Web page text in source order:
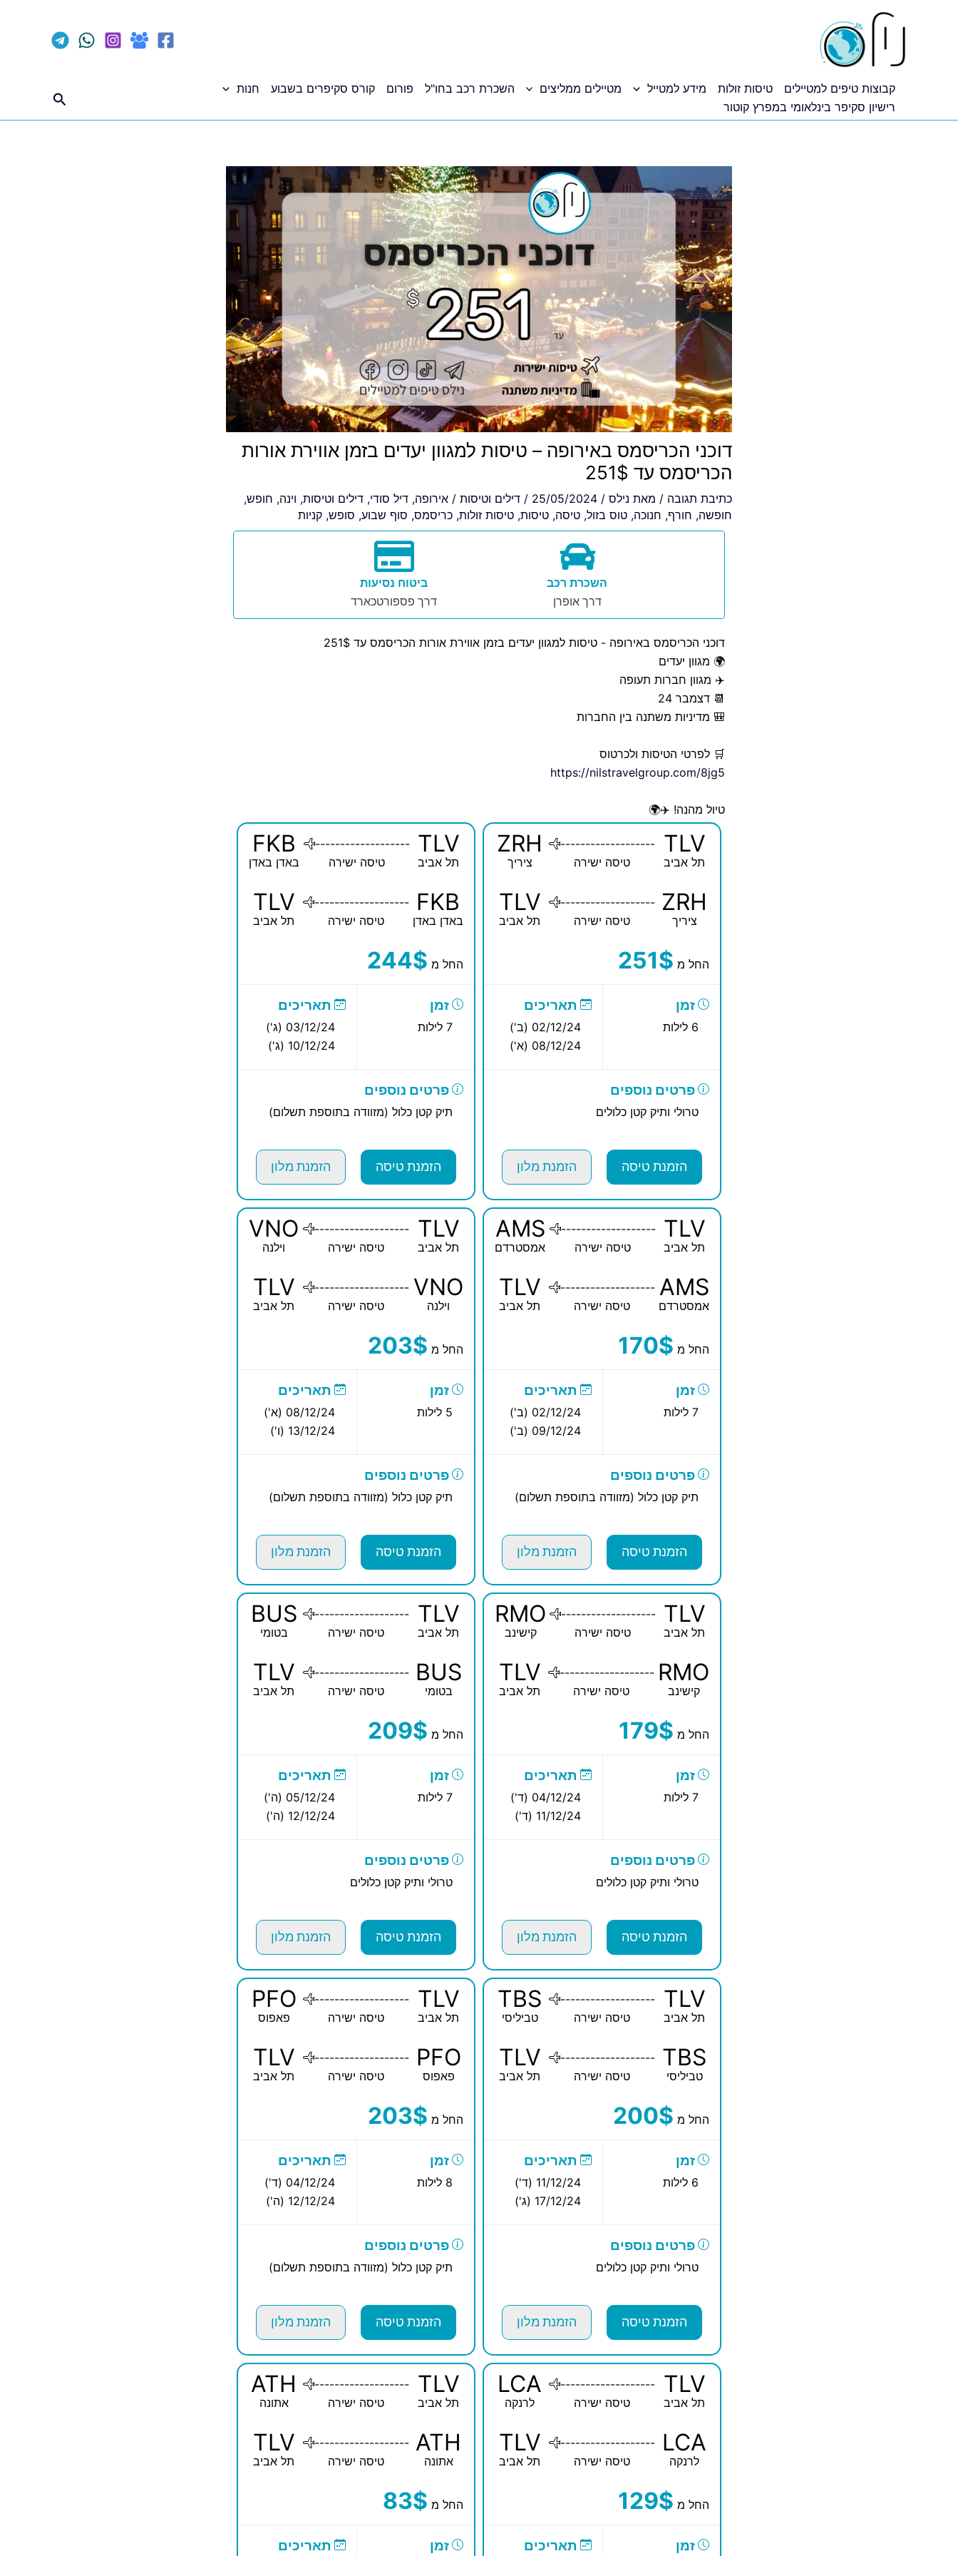
קבוצות טיפים למטיילים טיסות זולות מידע למטייל מטיילים ממליצים השכרת רכב בחו"ל פורום קורס סקיפרים בשבוע
חנות
רישיון סקיפר בינלאומי במפרץ קוטור
חיפוש
דוכני הכריסמס באירופה – טיסות למגוון יעדים בזמן אווירת אורות
הכריסמס עד 251$
כתיבת תגובה / מאת נילס /
25/05/2024
/ דילים וטיסות / אירופה, דיל סודי, דילים וטיסות, וינה, חופש,
חופשה, חורף, חנוכה, טוס בזול, טיסה, טיסות, טיסות זולות, כריסמס, סוף שבוע, סופש, קניות
השכרת רכב
דרך אופרן
ביטוח נסיעות
דרך פספורטכארד
דוכני הכריסמס באירופה - טיסות למגוון יעדים בזמן אווירת אורות הכריסמס עד 251$
🌍 מגוון יעדים
✈️ מגוון חברות תעופה
📆 דצמבר 24
🎒 מדיניות משתנה בין החברות
🛒 לפרטי הטיסות ולכרטוס
https://nilstravelgroup.com/8jg5
טיול מהנה! ✈️🌍
TLV
תל אביב
-------------------
טיסה ישירה
ZRH
ציריך
ZRH
ציריך
-------------------
טיסה ישירה
TLV
תל אביב
החל מ 251$
זמן
6 לילות
תאריכים
02/12/24 (ב')
08/12/24 (א')
פרטים נוספים
טרולי ותיק קטן כלולים
הזמנת טיסה הזמנת מלון
TLV
תל אביב
-------------------
טיסה ישירה
FKB
באדן באדן
FKB
באדן באדן
-------------------
טיסה ישירה
TLV
תל אביב
החל מ 244$
זמן
7 לילות
תאריכים
03/12/24 (ג')
10/12/24 (ג')
פרטים נוספים
תיק קטן כלול (מזוודה בתוספת תשלום)
הזמנת טיסה הזמנת מלון
TLV
תל אביב
-------------------
טיסה ישירה
AMS
אמסטרדם
AMS
אמסטרדם
-------------------
טיסה ישירה
TLV
תל אביב
החל מ 170$
זמן
7 לילות
תאריכים
02/12/24 (ב')
09/12/24 (ב')
פרטים נוספים
תיק קטן כלול (מזוודה בתוספת תשלום)
הזמנת טיסה הזמנת מלון
TLV
תל אביב
-------------------
טיסה ישירה
VNO
וילנה
VNO
וילנה
-------------------
טיסה ישירה
TLV
תל אביב
החל מ 203$
זמן
5 לילות
תאריכים
08/12/24 (א')
13/12/24 (ו')
פרטים נוספים
תיק קטן כלול (מזוודה בתוספת תשלום)
הזמנת טיסה הזמנת מלון
TLV
תל אביב
-------------------
טיסה ישירה
RMO
קישינב
RMO
קישינב
-------------------
טיסה ישירה
TLV
תל אביב
החל מ 179$
זמן
7 לילות
תאריכים
04/12/24 (ד')
11/12/24 (ד')
פרטים נוספים
טרולי ותיק קטן כלולים
הזמנת טיסה הזמנת מלון
TLV
תל אביב
-------------------
טיסה ישירה
BUS
בטומי
BUS
בטומי
-------------------
טיסה ישירה
TLV
תל אביב
החל מ 209$
זמן
7 לילות
תאריכים
05/12/24 (ה')
12/12/24 (ה')
פרטים נוספים
טרולי ותיק קטן כלולים
הזמנת טיסה הזמנת מלון
TLV
תל אביב
-------------------
טיסה ישירה
TBS
טביליסי
TBS
טביליסי
-------------------
טיסה ישירה
TLV
תל אביב
החל מ 200$
זמן
6 לילות
תאריכים
11/12/24 (ד')
17/12/24 (ג')
פרטים נוספים
טרולי ותיק קטן כלולים
הזמנת טיסה הזמנת מלון
TLV
תל אביב
-------------------
טיסה ישירה
PFO
פאפוס
PFO
פאפוס
-------------------
טיסה ישירה
TLV
תל אביב
החל מ 203$
זמן
8 לילות
תאריכים
04/12/24 (ד')
12/12/24 (ה')
פרטים נוספים
תיק קטן כלול (מזוודה בתוספת תשלום)
הזמנת טיסה הזמנת מלון
TLV
תל אביב
-------------------
טיסה ישירה
LCA
לרנקה
LCA
לרנקה
-------------------
טיסה ישירה
TLV
תל אביב
החל מ 129$
זמן תאריכים
TLV
תל אביב
-------------------
טיסה ישירה
ATH
אתונה
ATH
אתונה
-------------------
טיסה ישירה
TLV
תל אביב
החל מ 83$
זמן תאריכים